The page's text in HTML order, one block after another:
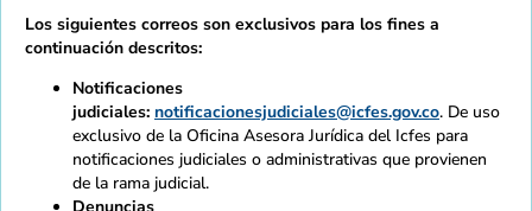
Los siguientes correos son exclusivos para los fines a
continuación descritos:
Notificaciones
judiciales: notificacionesjudiciales@icfes.gov.co. De uso
exclusivo de la Oficina Asesora Jurídica del Icfes para
notificaciones judiciales o administrativas que provienen
de la rama judicial.